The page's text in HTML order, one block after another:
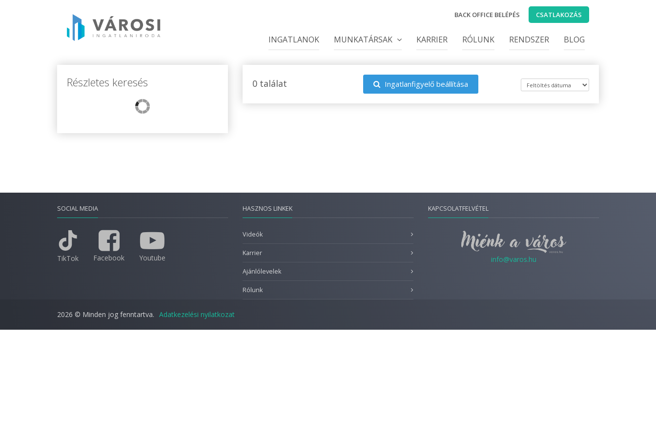
BACK OFFICE BELÉPÉS CSATLAKOZÁS
INGATLANOK MUNKATÁRSAK KARRIER RÓLUNK RENDSZER BLOG
Részletes keresés 0 találat Ingatlanfigyelő beállítása
SOCIAL MEDIA
TikTok Facebook Youtube
HASZNOS LINKEK
Videók
Karrier
Ajánlólevelek
Rólunk
KAPCSOLATFELVÉTEL
info@varos.hu
2026 © Minden jog fenntartva. Adatkezelési nyilatkozat